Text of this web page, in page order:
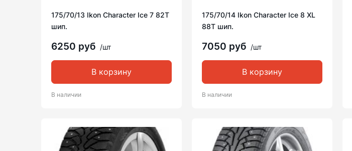
175/70/13 Ikon Character Ice 7 82T
шип.
6250 руб /шт
В корзину
В наличии
175/70/14 Ikon Character Ice 8 XL
88T шип.
7050 руб /шт
В корзину
В наличии